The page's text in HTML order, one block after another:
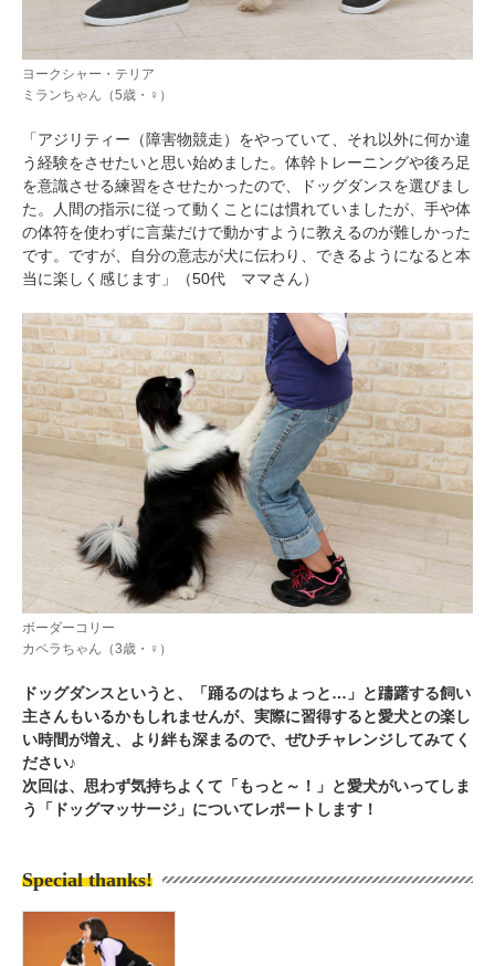
ヨークシャー・テリア
ミランちゃん（5歳・♀）
「アジリティー（障害物競走）をやっていて、それ以外に何か違
う経験をさせたいと思い始めました。体幹トレーニングや後ろ足
を意識させる練習をさせたかったので、ドッグダンスを選びまし
た。人間の指示に従って動くことには慣れていましたが、手や体
の体符を使わずに言葉だけで動かすように教えるのが難しかった
です。ですが、自分の意志が犬に伝わり、できるようになると本
当に楽しく感じます」（50代 ママさん）
ボーダーコリー
カペラちゃん（3歳・♀）
ドッグダンスというと、「踊るのはちょっと…」と躊躇する飼い
主さんもいるかもしれませんが、実際に習得すると愛犬との楽し
い時間が増え、より絆も深まるので、ぜひチャレンジしてみてく
ださい♪
次回は、思わず気持ちよくて「もっと～！」と愛犬がいってしま
う「ドッグマッサージ」についてレポートします！
Special thanks!